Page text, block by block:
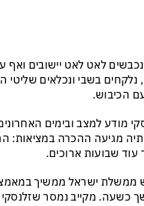
לאט לאט יישובים ואף
נלקחים בשבי ונכלאים שליטי
הכיבוש.
מודע למצב ובימים
מגיעה ההכרה במציאות:
עוד שבועות ארוכים.
ממשלת ישראל ממשיך
כשעה. מקייב נמסר